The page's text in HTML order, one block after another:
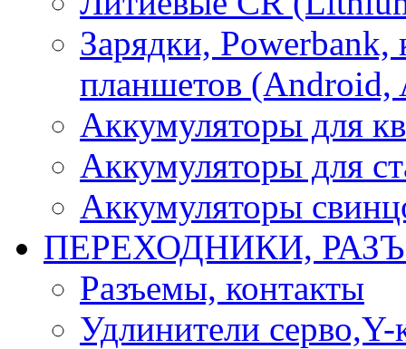
Зарядки, Powerbank,
планшетов (Android,
Аккумуляторы для
Аккумуляторы для
Аккумуляторы
ПЕРЕХОДНИКИ,
Разъемы, контакты
Удлинители серво,Y-